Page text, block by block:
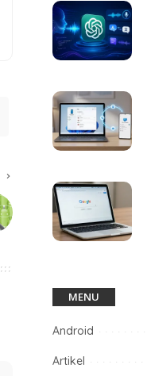
MENU
Android
Artikel